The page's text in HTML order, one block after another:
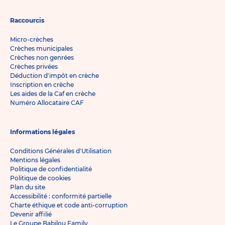
Raccourcis
Micro-crèches
Crèches municipales
Crèches non genrées
Crèches privées
Déduction d'impôt en crèche
Inscription en crèche
Les aides de la Caf en crèche
Numéro Allocataire CAF
Informations légales
Conditions Générales d'Utilisation
Mentions légales
Politique de confidentialité
Politique de cookies
Plan du site
Accessibilité : conformité partielle
Charte éthique et code anti-corruption
Devenir affilié
Le Groupe Babilou Family